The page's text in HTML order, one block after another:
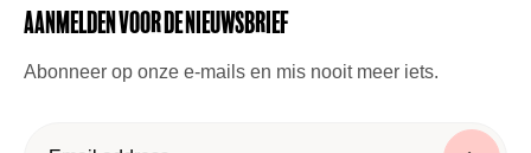
Aanmelden voor de nieuwsbrief
Abonneer op onze e-mails en mis nooit meer iets.